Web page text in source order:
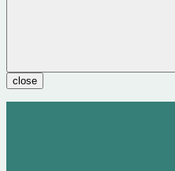
close